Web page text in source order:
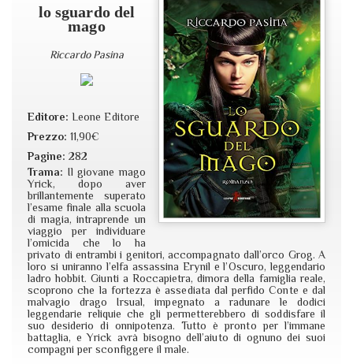
lo sguardo del
mago
Riccardo Pasina
Editore:Leone Editore
Prezzo:11,90€
Pagine:282
Trama: Il giovane mago
Yrick, dopo aver
brillantemente superato
l’esame finale alla scuola
di magia, intraprende un
viaggio per individuare
l’omicida che lo ha
privato di entrambi i genitori, accompagnato dall’orco Grog. A
loro si uniranno l’elfa assassina Erynil e l’Oscuro, leggendario
ladro hobbit. Giunti a Roccapietra, dimora della famiglia reale,
scoprono che la fortezza è assediata dal perfido Conte e dal
malvagio drago Irsual, impegnato a radunare le dodici
leggendarie reliquie che gli permetterebbero di soddisfare il
suo desiderio di onnipotenza. Tutto è pronto per l’immane
battaglia, e Yrick avrà bisogno dell’aiuto di ognuno dei suoi
compagni per sconfiggere il male.